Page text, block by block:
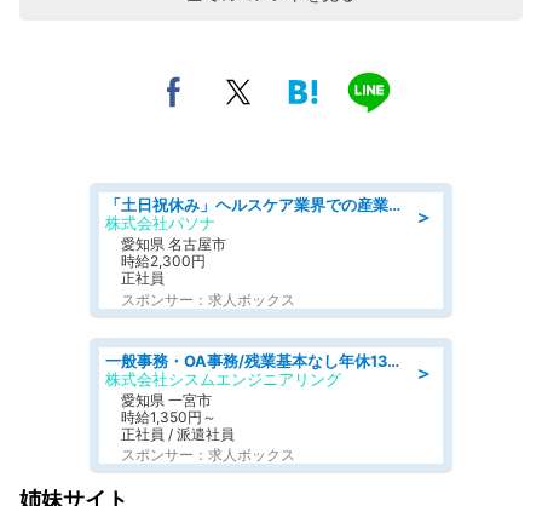
＞
「土日祝休み」ヘルスケア業界での産業保健師業務/看護師/高時給/未経験OK/要資格:正看護師
株式会社パソナ
愛知県 名古屋市
時給2,300円
正社員
スポンサー：求人ボックス
＞
一般事務・OA事務/残業基本なし年休130日社保完備の一般・調達事務
株式会社シスムエンジニアリング
愛知県 一宮市
時給1,350円～
正社員 / 派遣社員
スポンサー：求人ボックス
姉妹サイト